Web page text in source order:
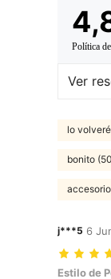
Política
Ver
lo
bonito
j***5 6
Estilo de
Estilo de